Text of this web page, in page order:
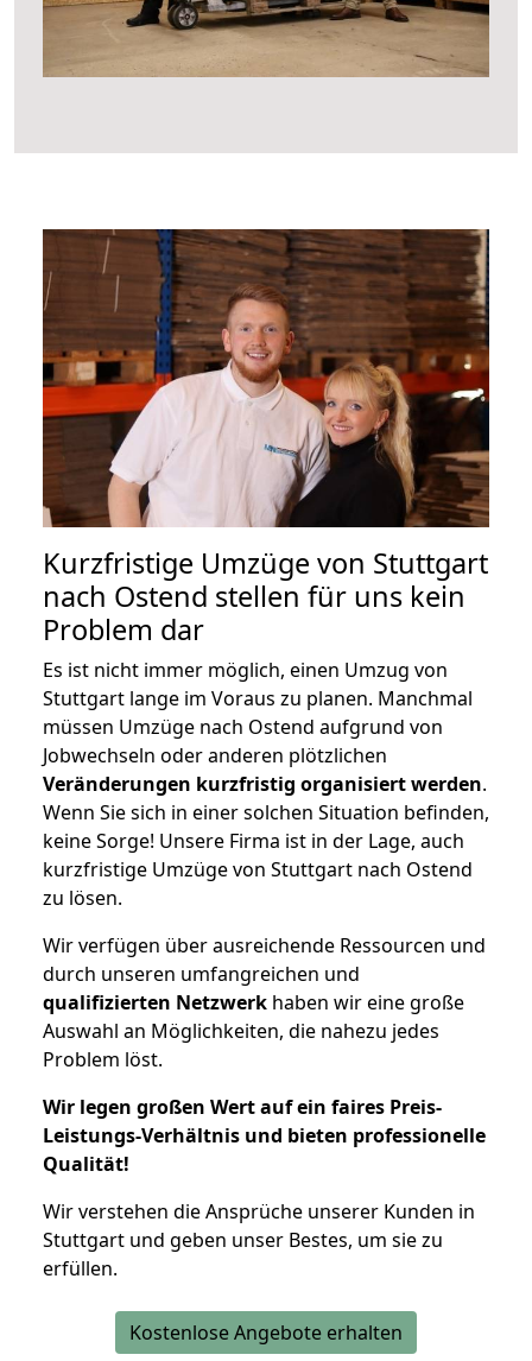
Kurzfristige Umzüge von Stuttgart
nach Ostend stellen für uns kein
Problem dar
Es ist nicht immer möglich, einen Umzug von
Stuttgart lange im Voraus zu planen. Manchmal
müssen Umzüge nach Ostend aufgrund von
Jobwechseln oder anderen plötzlichen
Veränderungen kurzfristig organisiert werden.
Wenn Sie sich in einer solchen Situation befinden,
keine Sorge! Unsere Firma ist in der Lage, auch
kurzfristige Umzüge von Stuttgart nach Ostend
zu lösen.
Wir verfügen über ausreichende Ressourcen und
durch unseren umfangreichen und
qualifizierten Netzwerk haben wir eine große
Auswahl an Möglichkeiten, die nahezu jedes
Problem löst.
Wir legen großen Wert auf ein faires Preis-
Leistungs-Verhältnis und bieten professionelle
Qualität!
Wir verstehen die Ansprüche unserer Kunden in
Stuttgart und geben unser Bestes, um sie zu
erfüllen.
Kostenlose Angebote erhalten